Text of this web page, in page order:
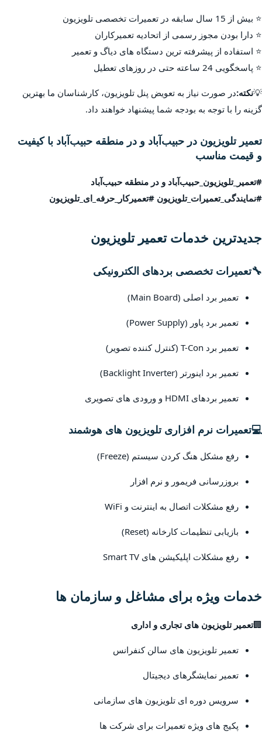
⭐ بیش از 15 سال سابقه در تعمیرات تخصصی تلویزیون
⭐ دارا بودن مجوز رسمی از اتحادیه تعمیرکاران
⭐ استفاده از پیشرفته ترین دستگاه های دیاگ و تعمیر
⭐ پاسخگویی 24 ساعته حتی در روزهای تعطیل
💡نکته:در صورت نیاز به تعویض پنل تلویزیون، کارشناسان ما بهترین
گزینه را با توجه به بودجه شما پیشنهاد خواهند داد.
تعمیر تلویزیون در حبیب‌آباد و در منطقه حبیب‌آباد با کیفیت
و قیمت مناسب
#تعمیر_تلویزیون_حبیب‌آباد و در منطقه حبیب‌آباد
#نمایندگی_تعمیرات_تلویزیون #تعمیرکار_حرفه_ای_تلویزیون
جدیدترین خدمات تعمیر تلویزیون
🔧تعمیرات تخصصی بردهای الکترونیکی
تعمیر برد اصلی (Main Board)
تعمیر برد پاور (Power Supply)
تعمیر برد T-Con (کنترل کننده تصویر)
تعمیر برد اینورتر (Backlight Inverter)
تعمیر بردهای HDMI و ورودی های تصویری
💻تعمیرات نرم افزاری تلویزیون های هوشمند
رفع مشکل هنگ کردن سیستم (Freeze)
بروزرسانی فریمور و نرم افزار
رفع مشکلات اتصال به اینترنت و WiFi
بازیابی تنظیمات کارخانه (Reset)
رفع مشکلات اپلیکیشن های Smart TV
خدمات ویژه برای مشاغل و سازمان ها
🏢تعمیر تلویزیون های تجاری و اداری
تعمیر تلویزیون های سالن کنفرانس
تعمیر نمایشگرهای دیجیتال
سرویس دوره ای تلویزیون های سازمانی
پکیج های ویژه تعمیرات برای شرکت ها